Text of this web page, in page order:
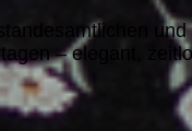
und
– elegant,